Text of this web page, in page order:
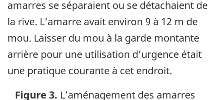
amarres se séparaient ou se détachaient de
la rive. L’amarre avait environ 9 à 12 m de
mou. Laisser du mou à la garde montante
arrière pour une utilisation d’urgence était
une pratique courante à cet endroit.
Figure 3. L’aménagement des amarres